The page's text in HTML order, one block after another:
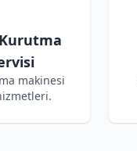
makinesi